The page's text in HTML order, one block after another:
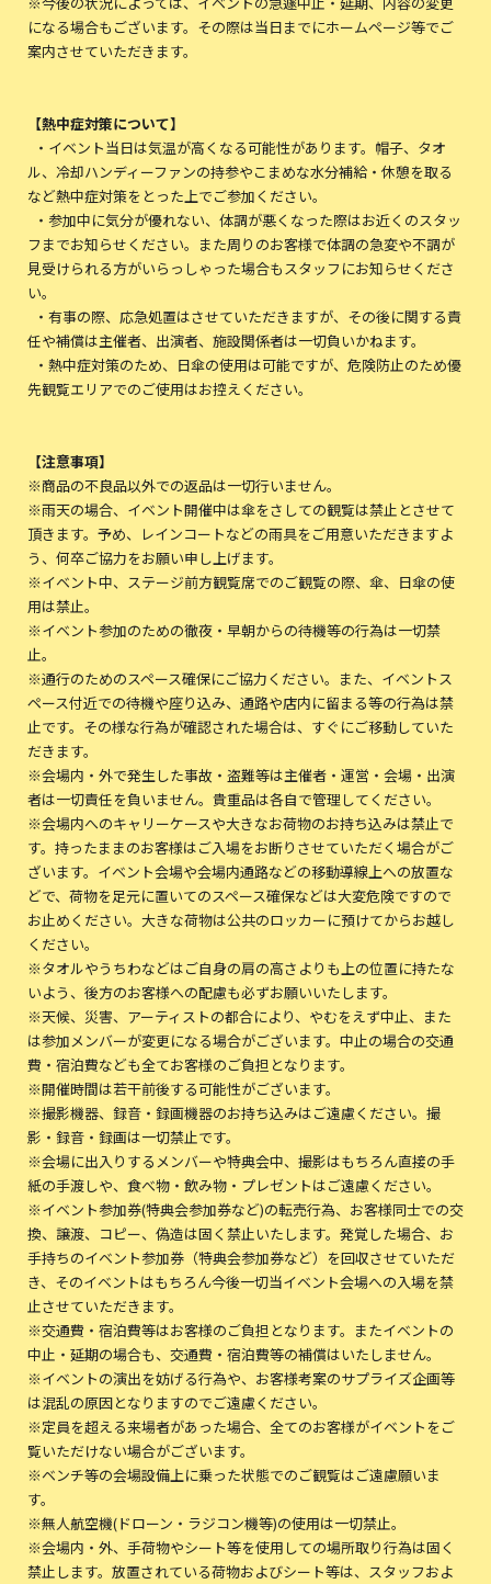
になる場合もございます。その際は当日までにホームページ等でご
案内させていただきます。
【熱中症対策について】
・イベント当日は気温が高くなる可能性があります。帽子、タオ
ル、冷却ハンディーファンの持参やこまめな水分補給・休憩を取る
など熱中症対策をとった上でご参加ください。
・参加中に気分が優れない、体調が悪くなった際はお近くのスタッ
フまでお知らせください。また周りのお客様で体調の急変や不調が
見受けられる方がいらっしゃった場合もスタッフにお知らせくださ
い。
・有事の際、応急処置はさせていただきますが、その後に関する責
任や補償は主催者、出演者、施設関係者は一切負いかねます。
・熱中症対策のため、日傘の使用は可能ですが、危険防止のため優
先観覧エリアでのご使用はお控えください。
【注意事項】
※商品の不良品以外での返品は一切行いません。
※雨天の場合、イベント開催中は傘をさしての観覧は禁止とさせて
頂きます。予め、レインコートなどの雨具をご用意いただきますよ
う、何卒ご協力をお願い申し上げます。
※イベント中、ステージ前方観覧席でのご観覧の際、傘、日傘の使
用は禁止。
※イベント参加のための徹夜・早朝からの待機等の行為は一切禁
止。
※通行のためのスペース確保にご協力ください。また、イベントス
ペース付近での待機や座り込み、通路や店内に留まる等の行為は禁
止です。その様な行為が確認された場合は、すぐにご移動していた
だきます。
※会場内・外で発生した事故・盗難等は主催者・運営・会場・出演
者は一切責任を負いません。貴重品は各自で管理してください。
※会場内へのキャリーケースや大きなお荷物のお持ち込みは禁止で
す。持ったままのお客様はご入場をお断りさせていただく場合がご
ざいます。イベント会場や会場内通路などの移動導線上への放置な
どで、荷物を足元に置いてのスペース確保などは大変危険ですので
お止めください。大きな荷物は公共のロッカーに預けてからお越し
ください。
※タオルやうちわなどはご自身の肩の高さよりも上の位置に持たな
いよう、後方のお客様への配慮も必ずお願いいたします。
※天候、災害、アーティストの都合により、やむをえず中止、また
は参加メンバーが変更になる場合がございます。中止の場合の交通
費・宿泊費なども全てお客様のご負担となります。
※開催時間は若干前後する可能性がございます。
※撮影機器、録音・録画機器のお持ち込みはご遠慮ください。撮
影・録音・録画は一切禁止です。
※会場に出入りするメンバーや特典会中、撮影はもちろん直接の手
紙の手渡しや、食べ物・飲み物・プレゼントはご遠慮ください。
※イベント参加券(特典会参加券など)の転売行為、お客様同士での交
換、譲渡、コピー、偽造は固く禁止いたします。発覚した場合、お
手持ちのイベント参加券（特典会参加券など）を回収させていただ
き、そのイベントはもちろん今後一切当イベント会場への入場を禁
止させていただきます。
※交通費・宿泊費等はお客様のご負担となります。またイベントの
中止・延期の場合も、交通費・宿泊費等の補償はいたしません。
※イベントの演出を妨げる行為や、お客様考案のサプライズ企画等
は混乱の原因となりますのでご遠慮ください。
※定員を超える来場者があった場合、全てのお客様がイベントをご
覧いただけない場合がございます。
※ベンチ等の会場設備上に乗った状態でのご観覧はご遠慮願いま
す。
※無人航空機(ドローン・ラジコン機等)の使用は一切禁止。
※会場内・外、手荷物やシート等を使用しての場所取り行為は固く
禁止します。放置されている荷物およびシート等は、スタッフおよ